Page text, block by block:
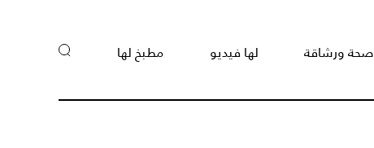
صحة ورشاقة لها فيديو مطبخ لها